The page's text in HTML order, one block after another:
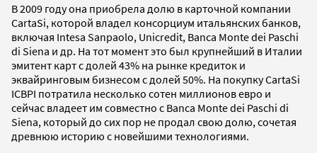
В 2009 году она приобрела долю в карточной компании
CartaSi, которой владел консорциум итальянских банков,
включая Intesa Sanpaolo, Unicredit, Banca Monte dei Paschi
di Siena и др. На тот момент это был крупнейший в Италии
эмитент карт с долей 43% на рынке кредиток и
эквайринговым бизнесом с долей 50%. На покупку CartaSi
ICBPI потратила несколько сотен миллионов евро и
сейчас владеет им совместно с Banca Monte dei Paschi di
Siena, который до сих пор не продал свою долю, сочетая
древнюю историю с новейшими технологиями.